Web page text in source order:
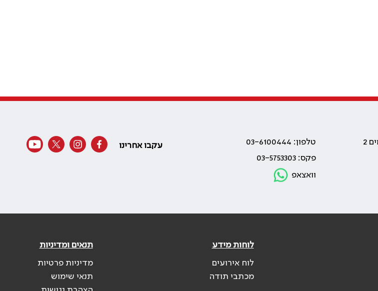
טלפון: 03-6100444
פקס: 03-5753303
וואצאפ
עקבו אחרינו
לוחות מידע
לוח אירועים
מכתבי תודה
תנאים ומדיניות
מדיניות פרטיות
תנאי שימוש